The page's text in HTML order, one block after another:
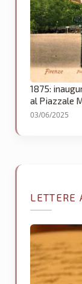
1875:
al Piazzale
03/06/2025
LETTERE